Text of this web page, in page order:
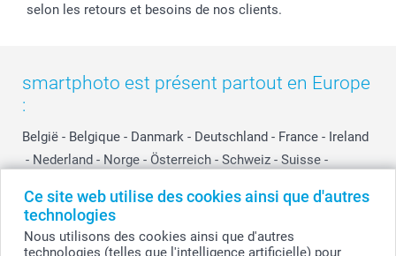
Ce site web utilise des cookies ainsi que d'autres
technologies
Nous utilisons des cookies ainsi que d'autres
technologies (telles que l'intelligence artificielle) pour
selon les retours et besoins de nos clients.
smartphoto est présent partout en Europe
:
België - Belgique - Danmark - Deutschland - France - Ireland
- Nederland - Norge - Österreich - Schweiz - Suisse -
Other Countries